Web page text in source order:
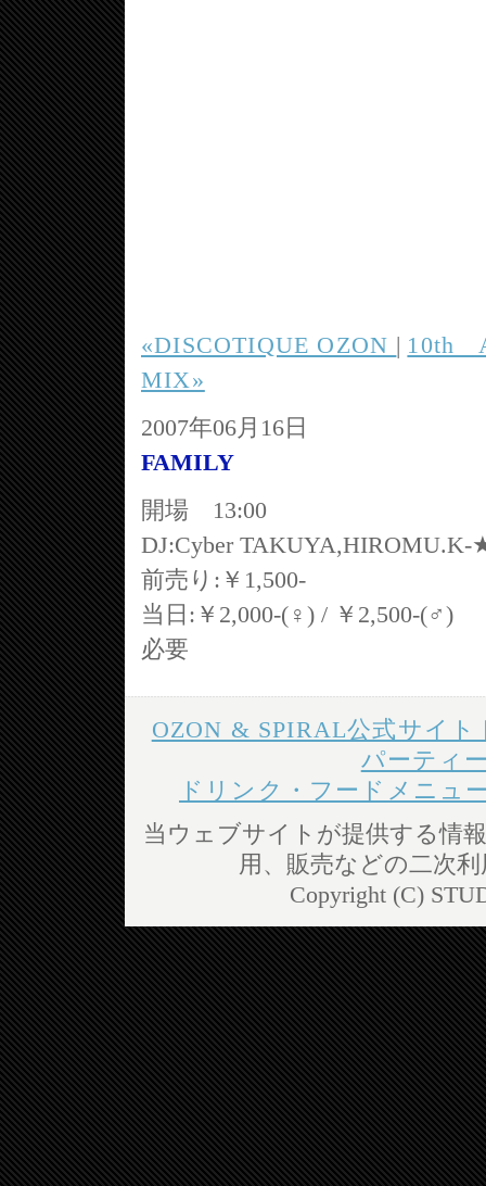
«DISCOTIQUE OZON | 10th
MIX»
2007年06月16日
FAMILY
開場 13:00
DJ:Cyber
前売り:￥1,500-
当日:￥2,000-(♀) / ￥2,500-
必要
OZON & SPIRAL公式サイト
パーティ
ドリンク・フードメニュ
当ウェブサイトが提供する情
用、販売などの二次
Copyright (C)